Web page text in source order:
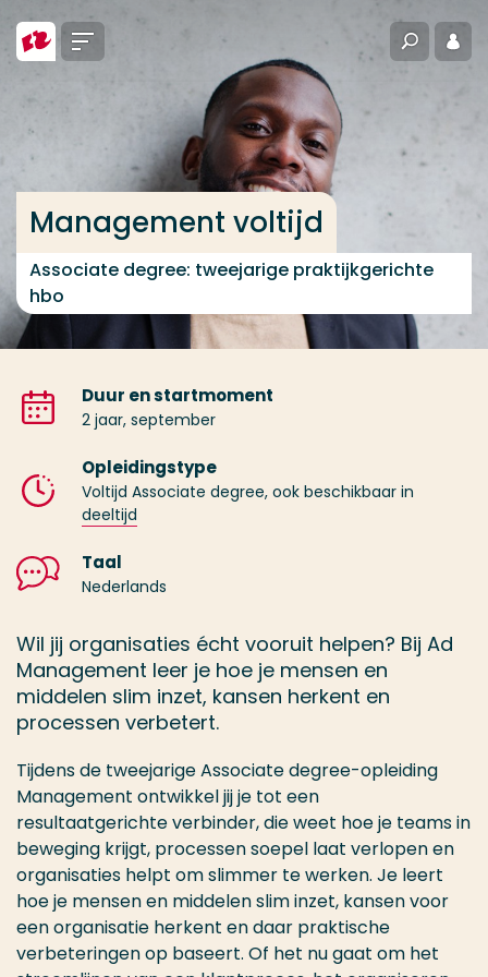
Ga direct naar de content
Menu
... > Management voltijd
Zoeken
Management voltijd
Associate degree: tweejarige praktijkgerichte
hbo
Duur en startmoment
2 jaar, september
Opleidingstype
Voltijd Associate degree, ook beschikbaar in
deeltijd
Taal
Nederlands
Wil jij organisaties écht vooruit helpen? Bij Ad
Management leer je hoe je mensen en
middelen slim inzet, kansen herkent en
processen verbetert.
Tijdens de tweejarige Associate degree-opleiding
Management ontwikkel jij je tot een
resultaatgerichte verbinder, die weet hoe je teams in
beweging krijgt, processen soepel laat verlopen en
organisaties helpt om slimmer te werken. Je leert
hoe je mensen en middelen slim inzet, kansen voor
een organisatie herkent en daar praktische
verbeteringen op baseert. Of het nu gaat om het
Veel gezocht
Opleiding
Contact